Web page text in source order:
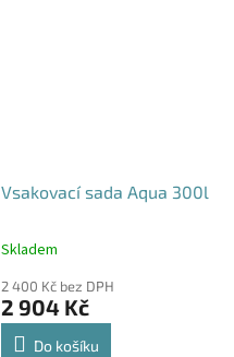
Vsakovací sada Aqua 300l
Průměrné
produktu
je
5,0
Skladem
2 400 Kč bez DPH
2 904 Kč
Do košíku